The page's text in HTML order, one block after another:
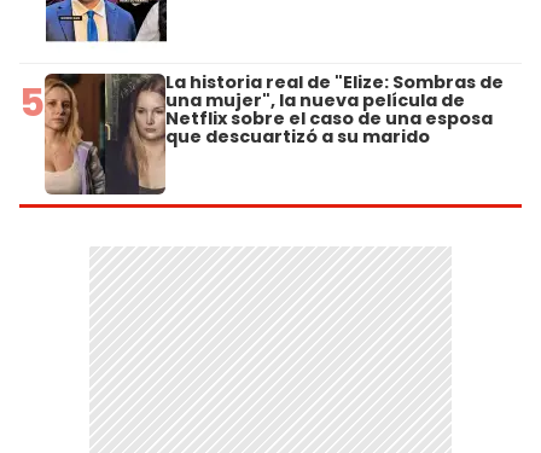
5 La historia real de "Elize: Sombras de
una mujer", la nueva película de
Netflix sobre el caso de una esposa
que descuartizó a su marido